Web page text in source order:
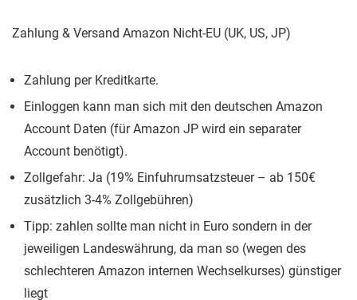
Zahlung & Versand Amazon Nicht-EU (UK, US, JP)
Zahlung per Kreditkarte.
Einloggen kann man sich mit den deutschen Amazon
Account Daten (für Amazon JP wird ein separater
Account benötigt).
Zollgefahr: Ja (19% Einfuhrumsatzsteuer – ab 150€
zusätzlich 3-4% Zollgebühren)
Tipp: zahlen sollte man nicht in Euro sondern in der
jeweiligen Landeswährung, da man so (wegen des
schlechteren Amazon internen Wechselkurses) günstiger
liegt